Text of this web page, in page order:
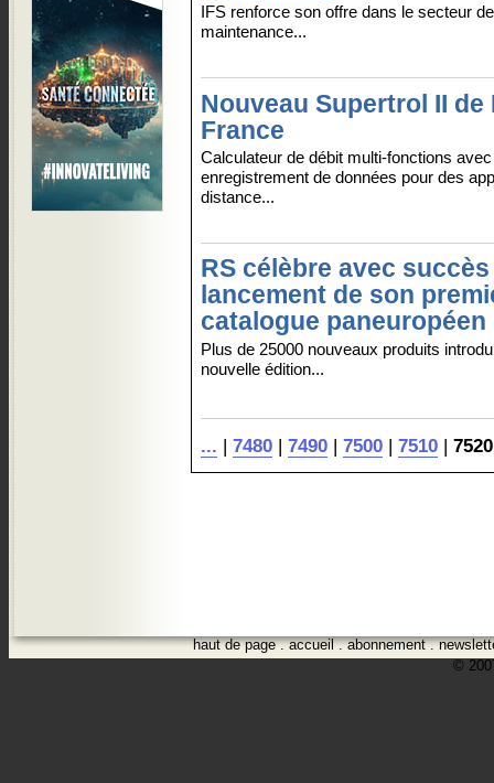
IFS renforce son offre dans le secteur
maintenance...
Nouveau Supertrol II de
France
Calculateur de débit multi-fonctions avec
enregistrement de données pour des
distance...
RS célèbre avec
lancement de son
catalogue paneuropéen
Plus de 25000 nouveaux produits
nouvelle édition...
... | 7480 | 7490 | 7500 | 7510 | 7520
haut de page.accueil.abonnement.
©